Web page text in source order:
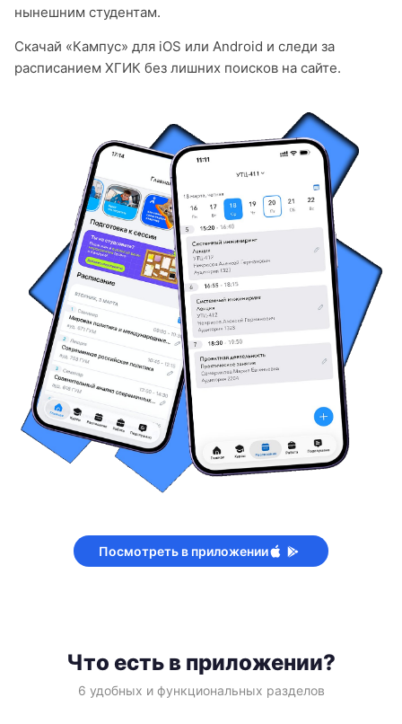
нынешним студентам.
Скачай «Кампус» для iOS или Android и следи за
расписанием ХГИК без лишних поисков на сайте.
Посмотреть в приложении
Что есть в приложении?
6 удобных и функциональных разделов